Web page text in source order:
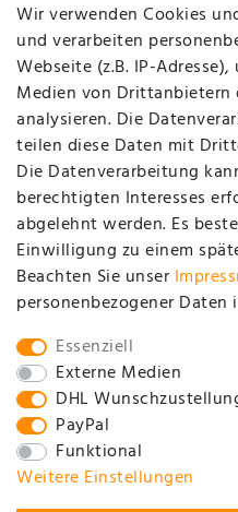
Wir verwenden Cookies
und verarbeiten
Webseite (z.B. IP-
Medien von Drittanbietern
analysieren. Die
teilen diese Daten mit
Die Datenverarbeitung
berechtigten Interesses
abgelehnt werden. Es
Einwilligung zu einem
Beachten Sie unser
personenbezogener Daten
Essenziell
Externe Medien
DHL
PayPal
Funktional
Weitere Einstellungen